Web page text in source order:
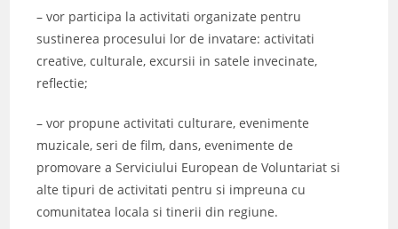
– vor participa la activitati organizate pentru
sustinerea procesului lor de invatare: activitati
creative, culturale, excursii in satele invecinate,
reflectie;
– vor propune activitati culturare, evenimente
muzicale, seri de film, dans, evenimente de
promovare a Serviciului European de Voluntariat si
alte tipuri de activitati pentru si impreuna cu
comunitatea locala si tinerii din regiune.